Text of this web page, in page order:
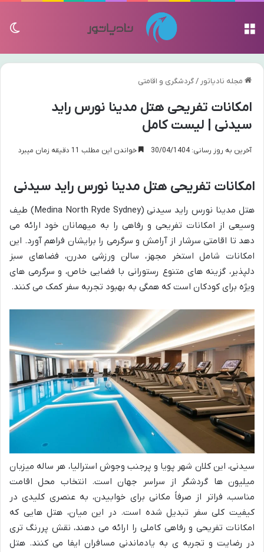
مجله نادیاتور /گردشگری و اقامتی
امکانات تفریحی هتل مدینا نورس راید
سیدنی | لیست کامل
آخرین به روز رسانی: 30/04/1404 خواندن این مطلب 11 دقیقه زمان میبرد
امکانات تفریحی هتل مدینا نورس راید سیدنی
هتل مدینا نورس راید سیدنی (Medina North Ryde Sydney) طیف
وسیعی از امکانات تفریحی و رفاهی را به میهمانان خود ارائه می
دهد تا اقامتی سرشار از آرامش و سرگرمی را برایشان فراهم آورد. این
امکانات شامل استخر مجهز، سالن ورزشی مدرن، فضاهای سبز
دلپذیر، گزینه های متنوع رستورانی با فضایی خاص، و سرگرمی های
ویژه برای کودکان است که همگی به بهبود تجربه سفر کمک می کنند.
سیدنی، این کلان شهر پویا و پرجنب وجوش استرالیا، هر ساله میزبان
میلیون ها گردشگر از سراسر جهان است. انتخاب محل اقامت
مناسب، فراتر از صرفاً مکانی برای خوابیدن، به عنصری کلیدی در
کیفیت کلی سفر تبدیل شده است. در این میان، هتل هایی که
امکانات تفریحی و رفاهی کاملی را ارائه می دهند، نقش پررنگ تری
در رضایت و تجربه ی به یادماندنی مسافران ایفا می کنند. هتل